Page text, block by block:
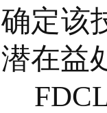
确定该
潜在益